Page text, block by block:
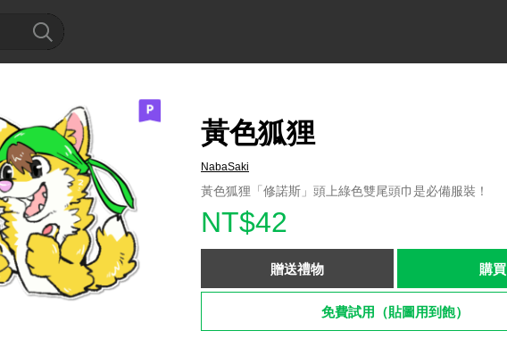
黃色狐狸
NabaSaki
黃色狐狸「修諾斯」頭上綠色雙尾頭巾是必備服裝！
NT$42
贈送禮物 購買
免費試用（貼圖用到飽）